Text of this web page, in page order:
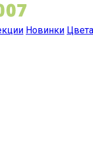
Новинки Цвета